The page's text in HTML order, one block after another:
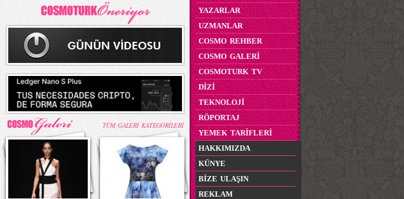
TÜM GALERİ KATEGORİLERİ
YAZARLAR
UZMANLAR
COSMO REHBER
COSMO GALERİ
COSMOTURK TV
DİZİ
TEKNOLOJİ
RÖPORTAJ
YEMEK TARİFLERİ
HAKKIMIZDA
KÜNYE
BİZE ULAŞIN
REKLAM